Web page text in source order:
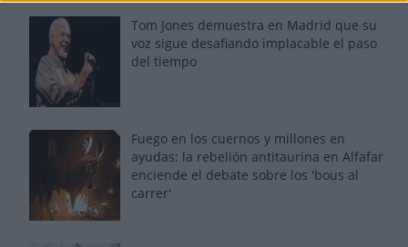
Tom Jones demuestra en Madrid que su
voz sigue desafiando implacable el paso
del tiempo
Fuego en los cuernos y millones en
ayudas: la rebelión antitaurina en Alfafar
enciende el debate sobre los 'bous al
carrer'